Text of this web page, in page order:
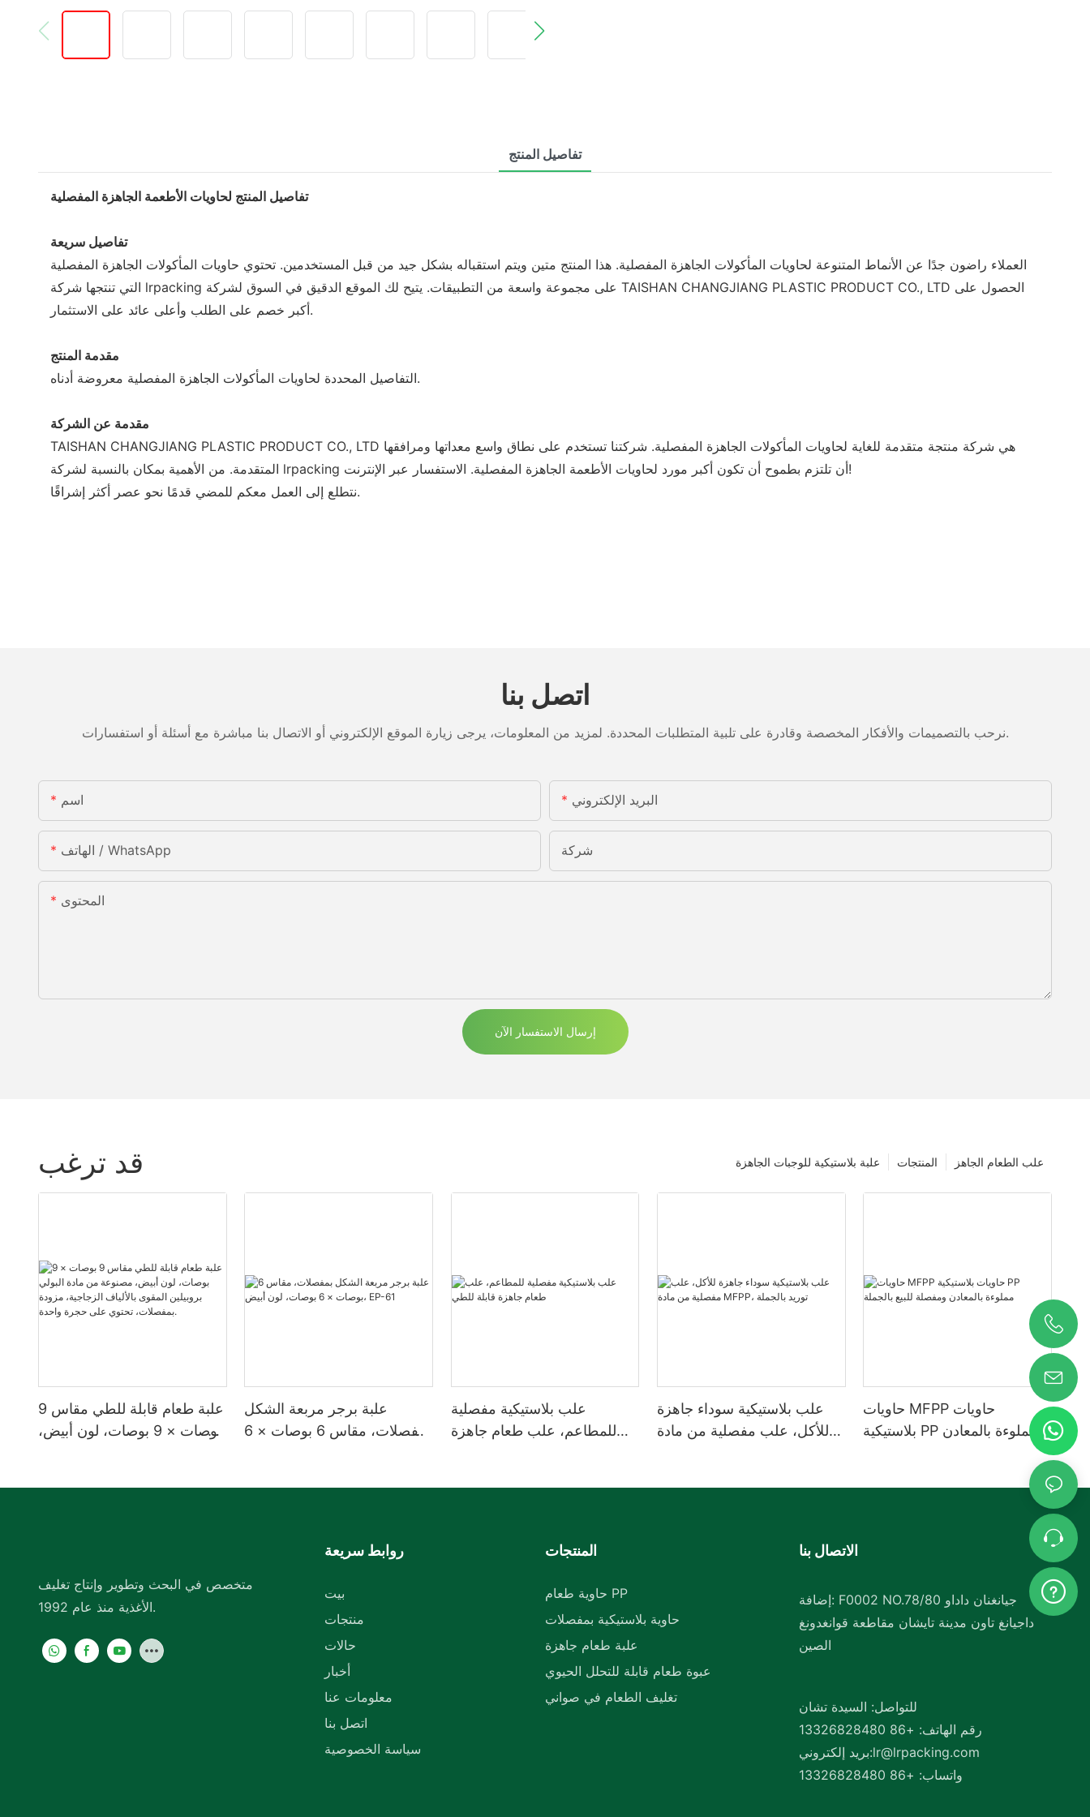
تفاصيل المنتج
تفاصيل المنتج لحاويات الأطعمة الجاهزة المفصلية
تفاصيل سريعة
العملاء راضون جدًا عن الأنماط المتنوعة لحاويات المأكولات الجاهزة المفصلية. هذا المنتج متين ويتم استقباله بشكل جيد من قبل المستخدمين. تحتوي حاويات المأكولات الجاهزة المفصلية
التي تنتجها شركة lrpacking على مجموعة واسعة من التطبيقات. يتيح لك الموقع الدقيق في السوق لشركة TAISHAN CHANGJIANG PLASTIC PRODUCT CO., LTD الحصول على
أكبر خصم على الطلب وأعلى عائد على الاستثمار.
مقدمة المنتج
التفاصيل المحددة لحاويات المأكولات الجاهزة المفصلية معروضة أدناه.
مقدمة عن الشركة
TAISHAN CHANGJIANG PLASTIC PRODUCT CO., LTD هي شركة منتجة متقدمة للغاية لحاويات المأكولات الجاهزة المفصلية. شركتنا تستخدم على نطاق واسع معداتها ومرافقها
المتقدمة. من الأهمية بمكان بالنسبة لشركة lrpacking أن تلتزم بطموح أن تكون أكبر مورد لحاويات الأطعمة الجاهزة المفصلية. الاستفسار عبر الإنترنت!
نتطلع إلى العمل معكم للمضي قدمًا نحو عصر أكثر إشراقًا.
اتصل بنا
نرحب بالتصميمات والأفكار المخصصة وقادرة على تلبية المتطلبات المحددة. لمزيد من المعلومات، يرجى زيارة الموقع الإلكتروني أو الاتصال بنا مباشرة مع أسئلة أو استفسارات.
اسم البريد الإلكتروني
الهاتف / WhatsApp شركة
المحتوى
إرسال الاستفسار الآن
قد ترغب علب الطعام الجاهز المنتجات علبة بلاستيكية للوجبات الجاهزة
علبة طعام قابلة للطي مقاس 9
بوصات × 9 بوصات، لون أبيض،
علبة برجر مربعة الشكل
بمفصلات، مقاس 6 بوصات × 6
علب بلاستيكية مفصلية
للمطاعم، علب طعام جاهزة
علب بلاستيكية سوداء جاهزة
للأكل، علب مفصلية من مادة
حاويات MFPP حاويات
بلاستيكية PP مملوءة بالمعادن
متخصص في البحث وتطوير وإنتاج تغليف
الأغذية منذ عام 1992.
روابط سريعة
بيت
منتجات
حالات
أخبار
معلومات عنا
اتصل بنا
سياسة الخصوصية
المنتجات
حاوية طعام PP
حاوية بلاستيكية بمفصلات
علبة طعام جاهزة
عبوة طعام قابلة للتحلل الحيوي
تغليف الطعام في صواني
الاتصال بنا
إضافة: F0002 NO.78/80 جيانغنان داداو
داجيانغ تاون مدينة تايشان مقاطعة قوانغدونغ
الصين
للتواصل: السيدة تشان
رقم الهاتف: +86 13326828480
بريد إلكتروني:lr@lrpacking.com
واتساب: +86 13326828480